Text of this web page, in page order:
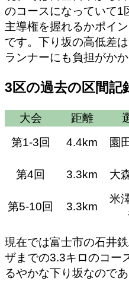
のコースになっていて1
主導権を握れるかポイ
です。下り坂の高低差
ランナーにも負担がかか
3区の過去の区間記
大会 距離
第1-3回
4.4km 園
第4回 3.3km 大
第5-10回 3.3km
米
現在では富士市の石井
ザまでの3.3キロのコー
るやかな下り坂なので